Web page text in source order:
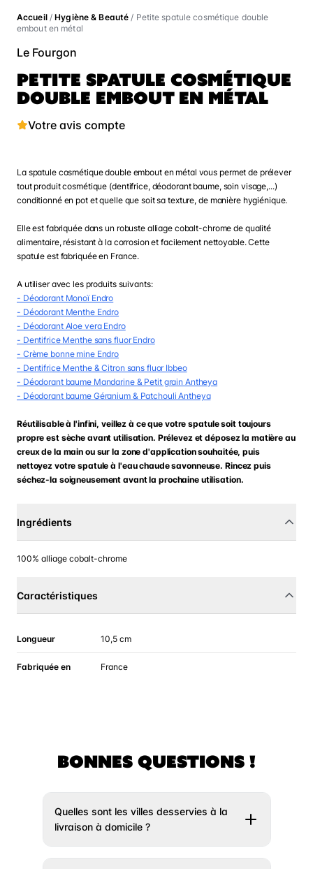
Accueil/Hygiène & Beauté / Petite spatule cosmétique double
embout en métal
Le Fourgon
PETITE SPATULE COSMÉTIQUE
DOUBLE EMBOUT EN MÉTAL
Votre avis compte
La spatule cosmétique double embout en métal vous permet de prélever
tout produit cosmétique (dentifrice, déodorant baume, soin visage,...)
conditionné en pot et quelle que soit sa texture, de manière hygiénique.
Elle est fabriquée dans un robuste alliage cobalt-chrome de qualité
alimentaire, résistant à la corrosion et facilement nettoyable. Cette
spatule est fabriquée en France.
A utiliser avec les produits suivants:
- Déodorant Monoï Endro
- Déodorant Menthe Endro
- Déodorant Aloe vera Endro
- Dentifrice Menthe sans fluor Endro
- Crème bonne mine Endro
- Dentifrice Menthe & Citron sans fluor Ibbeo
- Déodorant baume Mandarine & Petit grain Antheya
- Déodorant baume Géranium & Patchouli Antheya
Réutilisable à l'infini, veillez à ce que votre spatule soit toujours
propre est sèche avant utilisation. Prélevez et déposez la matière au
creux de la main ou sur la zone d'application souhaitée, puis
nettoyez votre spatule à l'eau chaude savonneuse. Rincez puis
séchez-la soigneusement avant la prochaine utilisation.
Ingrédients
100% alliage cobalt-chrome
Caractéristiques
Longueur 10,5 cm
Fabriquée en France
BONNES QUESTIONS !
Quelles sont les villes desservies à la
livraison à domicile ?